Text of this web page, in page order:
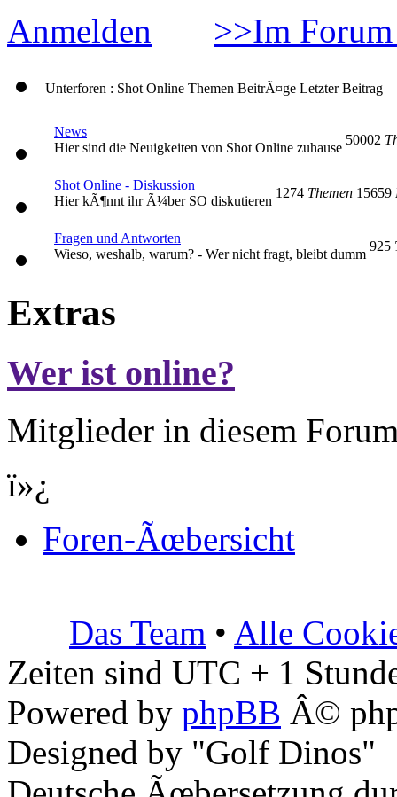
Anmelden >>Im
Unterforen : Shot Online Themen BeitrÃ¤ge Letzter Beitrag
News
Hier sind die Neuigkeiten von Shot Online zuhause
50002
Shot Online - Diskussion
Hier kÃ¶nnt ihr Ã¼ber SO diskutieren
1274 Themen 15659
Fragen und Antworten
Wieso, weshalb, warum? - Wer nicht fragt, bleibt dumm
925
Extras
Wer ist online?
Mitglieder in diesem
ï»¿
Foren-Ãœbersicht
Das Team • Alle
Zeiten sind UTC + 1
Powered by phpBB Â©
Designed by "Golf Dinos"